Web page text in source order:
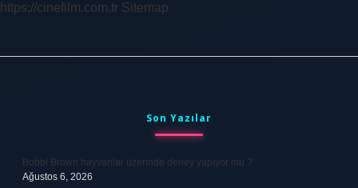
https://cinefilm.com.tr Sitemap
Son Yazılar
Bobbi Brown hayvanlar üzerinde deney yapıyor mu ?
Ağustos 6, 2026